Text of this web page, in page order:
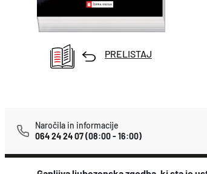
PRELISTAJ
Naročila in informacije
064 24 24 07(08:00 - 16:00)